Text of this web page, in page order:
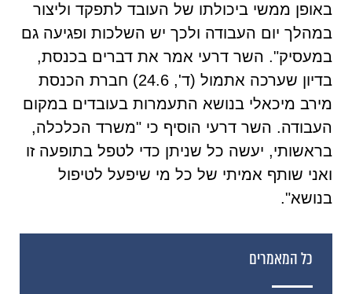
כל המאמרים
באופן ממשי ביכולתו של העובד לתפקד וליצור
במהלך יום העבודה ולכך יש השלכות ופגיעה גם
במעסיק". השר דרעי אמר את דברים בכנסת,
בדיון שערכה אתמול (ד', 24.6) חברת הכנסת
מירב מיכאלי בנושא התעמרות בעובדים במקום
העבודה. השר דרעי הוסיף כי "משרד הכלכלה,
בראשותי, יעשה כל שניתן כדי לטפל בתופעה זו
ואני שותף אמיתי של כל מי שיפעל לטיפול
בנושא".